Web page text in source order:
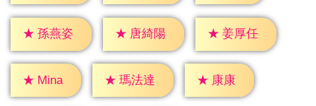
★ 孫燕姿 ★ 唐綺陽 ★ 姜厚任
★ Mina ★ 瑪法達 ★ 康康